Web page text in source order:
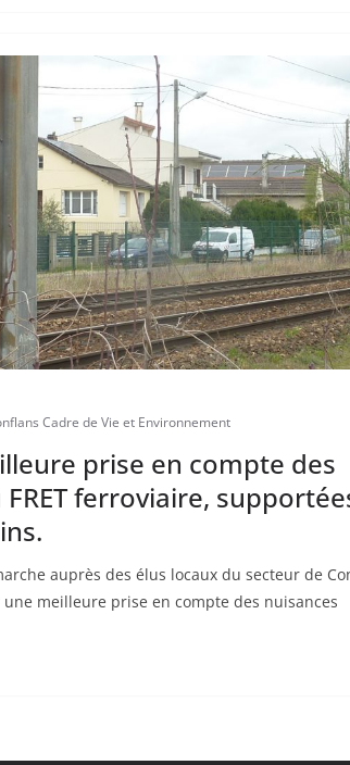
Cadre de Vie et Environnement
prise en compte des
ferroviaire,
auprès des élus locaux du secteur de
meilleure prise en compte des nuisances